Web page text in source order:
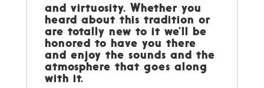
and virtuosity. Whether you
heard about this tradition or
are totally new to it we’ll be
honored to have you there
and enjoy the sounds and the
atmosphere that goes along
with it.